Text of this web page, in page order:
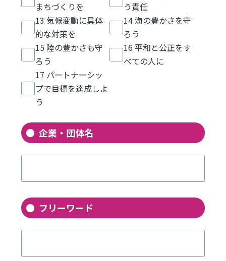
まちづくりを
う責任
13 気候変動に具体
的な対策を
14 海の豊かさを守
ろう
15 陸の豊かさも守
ろう
16 平和と公正をす
べての人に
17 パートナーシッ
プで目標を達成しよ
う
企業・団体名
フリーワード